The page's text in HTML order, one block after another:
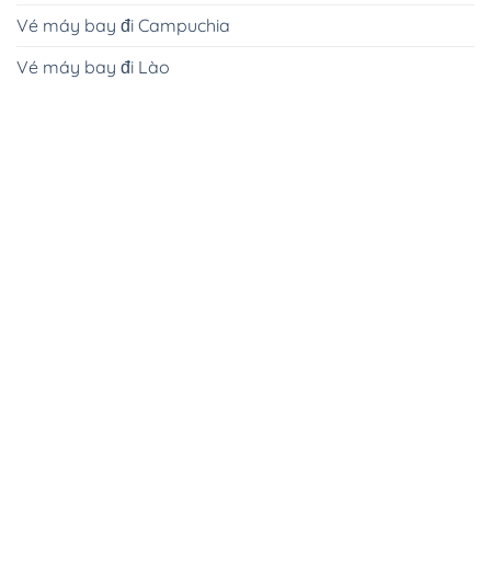
Vé máy bay đi Campuchia
Vé máy bay đi Lào